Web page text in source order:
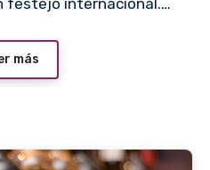
festejo internacional.…
más